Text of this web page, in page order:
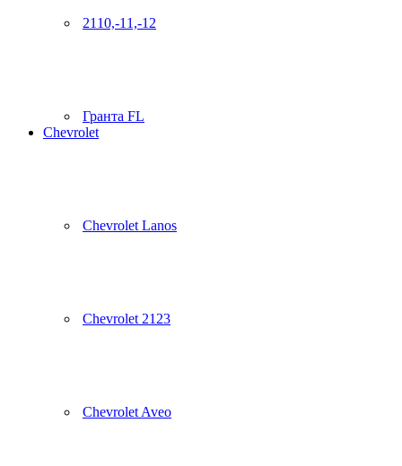
2110,-11,-12
Гранта FL
Chevrolet
Chevrolet Lanos
Chevrolet 2123
Chevrolet Aveo